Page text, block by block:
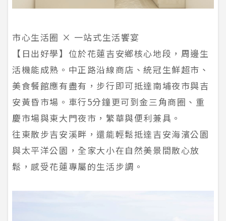
市心生活圈 × 一站式生活饗宴
【日出好學】位於花蓮吉安鄉核心地段，周邊生
活機能成熟。中正路沿線商店、統冠生鮮超市、
美食餐館應有盡有，步行即可抵達南埔夜市與吉
安黃昏市場。車行5分鐘更可到金三角商圈、重
慶市場與東大門夜市，繁華與便利兼具。
往東散步吉安溪畔，還能輕鬆抵達吉安海濱公園
與太平洋公園，全家大小在自然美景間散心放
鬆，感受花蓮專屬的生活步調。